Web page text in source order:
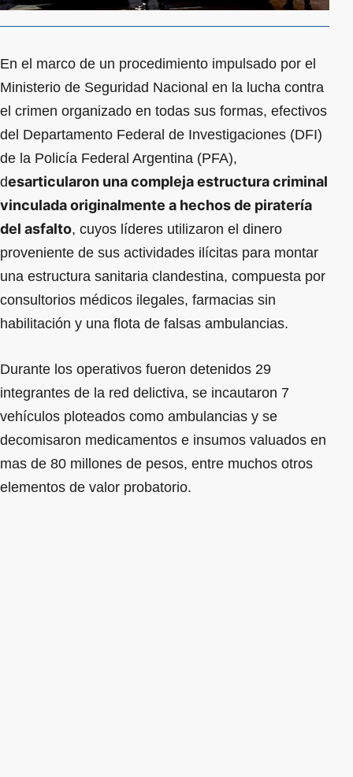
En el marco de un procedimiento impulsado por el
Ministerio de Seguridad Nacional en la lucha contra
el crimen organizado en todas sus formas, efectivos
del Departamento Federal de Investigaciones (DFI)
de la Policía Federal Argentina (PFA),
desarticularon una compleja estructura criminal
vinculada originalmente a hechos de piratería
del asfalto, cuyos líderes utilizaron el dinero
proveniente de sus actividades ilícitas para montar
una estructura sanitaria clandestina, compuesta por
consultorios médicos ilegales, farmacias sin
habilitación y una flota de falsas ambulancias.
Durante los operativos fueron detenidos 29
integrantes de la red delictiva, se incautaron 7
vehículos ploteados como ambulancias y se
decomisaron medicamentos e insumos valuados en
mas de 80 millones de pesos, entre muchos otros
elementos de valor probatorio.